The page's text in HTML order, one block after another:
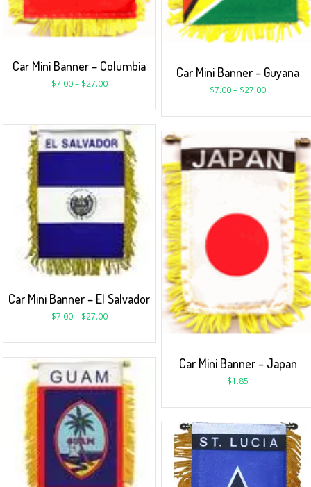
Car Mini Banner – Columbia
$7.00– $27.00
Car Mini Banner – Guyana
$7.00– $27.00
Car Mini Banner – El Salvador
$7.00– $27.00
Car Mini Banner – Japan
$1.85